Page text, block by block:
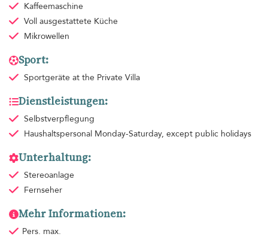
Kaffeemaschine
Voll ausgestattete Küche
Mikrowellen
Sport:
Sportgeräte at the Private Villa
Dienstleistungen:
Selbstverpflegung
Haushaltspersonal Monday-Saturday, except public holidays
Unterhaltung:
Stereoanlage
Fernseher
Mehr Informationen:
Pers. max.